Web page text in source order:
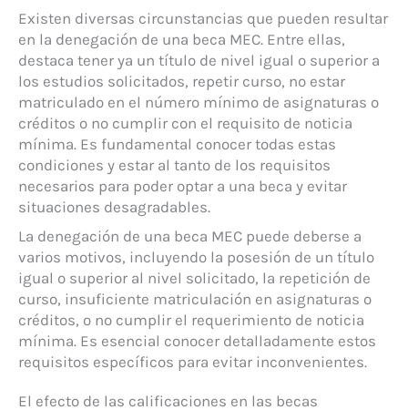
Existen diversas circunstancias que pueden resultar
en la denegación de una beca MEC. Entre ellas,
destaca tener ya un título de nivel igual o superior a
los estudios solicitados, repetir curso, no estar
matriculado en el número mínimo de asignaturas o
créditos o no cumplir con el requisito de noticia
mínima. Es fundamental conocer todas estas
condiciones y estar al tanto de los requisitos
necesarios para poder optar a una beca y evitar
situaciones desagradables.
La denegación de una beca MEC puede deberse a
varios motivos, incluyendo la posesión de un título
igual o superior al nivel solicitado, la repetición de
curso, insuficiente matriculación en asignaturas o
créditos, o no cumplir el requerimiento de noticia
mínima. Es esencial conocer detalladamente estos
requisitos específicos para evitar inconvenientes.
El efecto de las calificaciones en las becas